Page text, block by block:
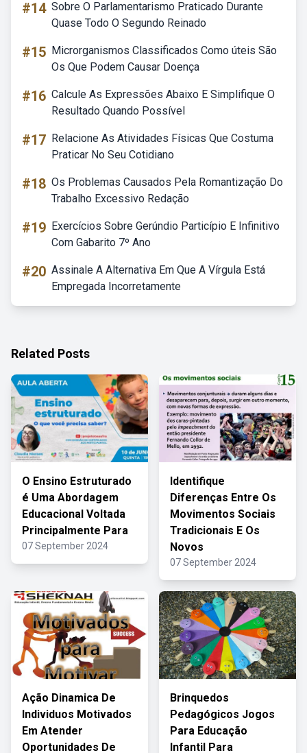
#14 Sobre O Parlamentarismo Praticado Durante
Quase Todo O Segundo Reinado
#15 Microrganismos Classificados Como úteis São
Os Que Podem Causar Doença
#16 Calcule As Expressões Abaixo E Simplifique O
Resultado Quando Possível
#17 Relacione As Atividades Físicas Que Costuma
Praticar No Seu Cotidiano
#18 Os Problemas Causados Pela Romantização Do
Trabalho Excessivo Redação
#19 Exercícios Sobre Gerúndio Particípio E Infinitivo
Com Gabarito 7º Ano
#20 Assinale A Alternativa Em Que A Vírgula Está
Empregada Incorretamente
Related Posts
O Ensino Estruturado
é Uma Abordagem
Educacional Voltada
Principalmente Para
07 September 2024
Identifique
Diferenças Entre Os
Movimentos Sociais
Tradicionais E Os
Novos
07 September 2024
Ação Dinamica De
Individuos Motivados
Em Atender
Oportunidades De
Brinquedos
Pedagógicos Jogos
Para Educação
Infantil Para